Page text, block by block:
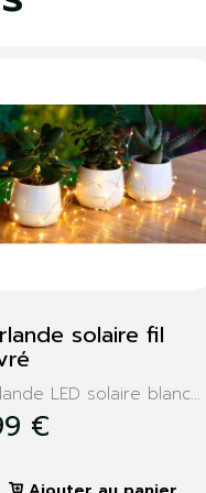
sapin noeuds
un Noël aux aspects
€